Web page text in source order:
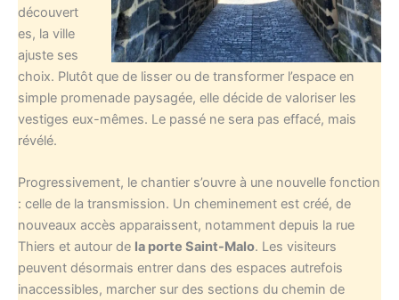
découvert
es, la ville
ajuste ses
choix. Plutôt que de lisser ou de transformer l’espace en
simple promenade paysagée, elle décide de valoriser les
vestiges eux-mêmes. Le passé ne sera pas effacé, mais
révélé.
Progressivement, le chantier s’ouvre à une nouvelle fonction
: celle de la transmission. Un cheminement est créé, de
nouveaux accès apparaissent, notamment depuis la rue
Thiers et autour de la porte Saint-Malo. Les visiteurs
peuvent désormais entrer dans des espaces autrefois
inaccessibles, marcher sur des sections du chemin de